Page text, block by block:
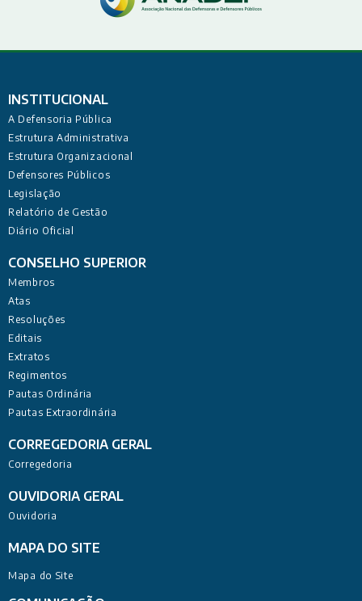
INSTITUCIONAL
A Defensoria Pública
Estrutura Administrativa
Estrutura Organizacional
Defensores Públicos
Legislação
Relatório de Gestão
Diário Oficial
CONSELHO SUPERIOR
Membros
Atas
Resoluções
Editais
Extratos
Regimentos
Pautas Ordinária
Pautas Extraordinária
CORREGEDORIA GERAL
Corregedoria
OUVIDORIA GERAL
Ouvidoria
MAPA DO SITE
Mapa do Site